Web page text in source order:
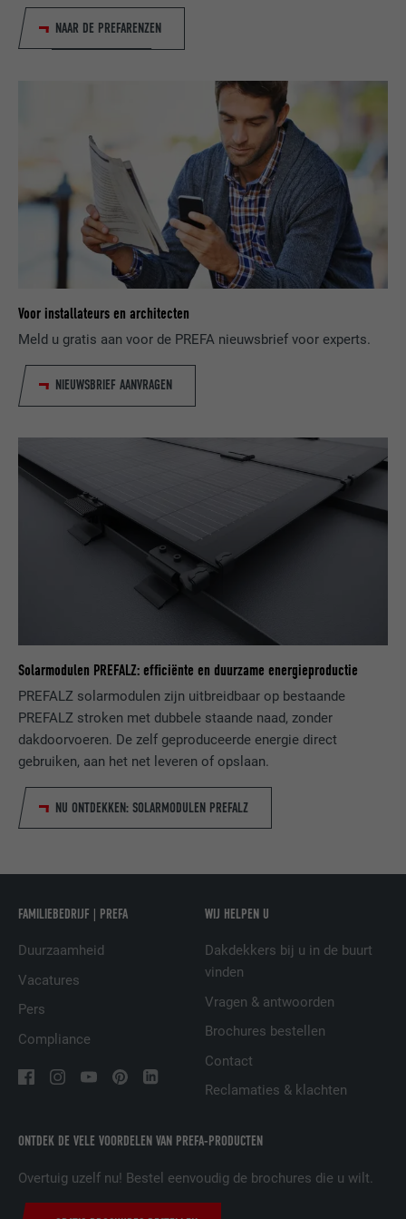
NAAR DE PREFARENZEN
Voor installateurs en architecten
Meld u gratis aan voor de PREFA nieuwsbrief voor experts.
NIEUWSBRIEF AANVRAGEN
Solarmodulen PREFALZ: efficiënte en duurzame energieproductie
PREFALZ solarmodulen zijn uitbreidbaar op bestaande
PREFALZ stroken met dubbele staande naad, zonder
dakdoorvoeren. De zelf geproduceerde energie direct
gebruiken, aan het net leveren of opslaan.
NU ONTDEKKEN: SOLARMODULEN PREFALZ
ONTDEK DE VELE VOORDELEN VAN PREFA-PRODUCTEN
Overtuig uzelf nu! Bestel eenvoudig de brochures die u wilt.
FAMILIEBEDRIJF | PREFA
Duurzaamheid
Vacatures
Pers
Compliance
WIJ HELPEN U
Dakdekkers bij u in de buurt
vinden
Vragen & antwoorden
Brochures bestellen
Contact
Reclamaties & klachten
DOEL
LinkedIn voor het volgen van het gebruik
AANBIEDER LinkedIn
VERVALTIJD 1 jaar
Wordt gebruikt om ervoor te zorgen dat
het juiste SameSite-attribuut voor alle
cookies in deze browser aanwezig is
AANBIEDER Facebook
VERVALTIJD 3 maanden
DOEL
Wordt door Facebook gebruikt om een
serie promotieproducten weer te geven,
Facebook
DOEL
Wordt door Facebook gebruikt om een
serie promotieproducten weer te geven,
zoals realtime-biedingen van derde
adverteerders.
NAAM IDE
DOEL
handelingen van de gebruiker op de
website na de weergave van of het klikken
op een van de advertenties van de
doel hiervan is het meten van de
effectiviteit van een reclame en de
weergave van doelgerichte reclame voor
AANBIEDER Pinterest